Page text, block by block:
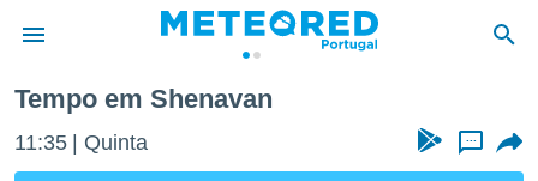
da
Tempo em Shenavan
11:35 Quinta ...